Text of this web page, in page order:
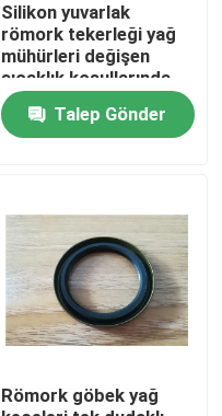
Silikon yuvarlak
römork tekerleği yağ
mühürleri değişen
sıcaklık koşullarında
tutarlı mühürleme
performansı sağlamak
için tasarlanmıştır
Talep Gönder
Römork göbek yağ